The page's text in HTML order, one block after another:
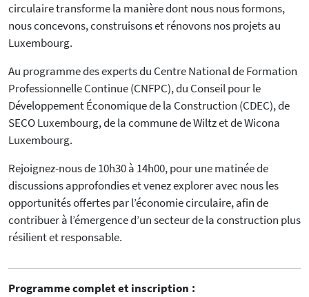
circulaire transforme la manière dont nous nous formons,
nous concevons, construisons et rénovons nos projets au
Luxembourg.
Au programme des experts du Centre National de Formation
Professionnelle Continue (CNFPC), du Conseil pour le
Développement Économique de la Construction (CDEC), de
SECO Luxembourg, de la commune de Wiltz et de Wicona
Luxembourg.
Rejoignez-nous de 10h30 à 14h00, pour une matinée de
discussions approfondies et venez explorer avec nous les
opportunités offertes par l’économie circulaire, afin de
contribuer à l’émergence d’un secteur de la construction plus
résilient et responsable.
Programme complet et inscription :